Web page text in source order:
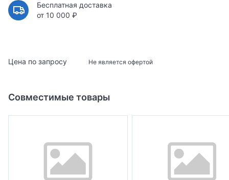
Бесплатная доставка
от 10 000 ₽
Цена по запросу Не является офертой
Совместимые товары